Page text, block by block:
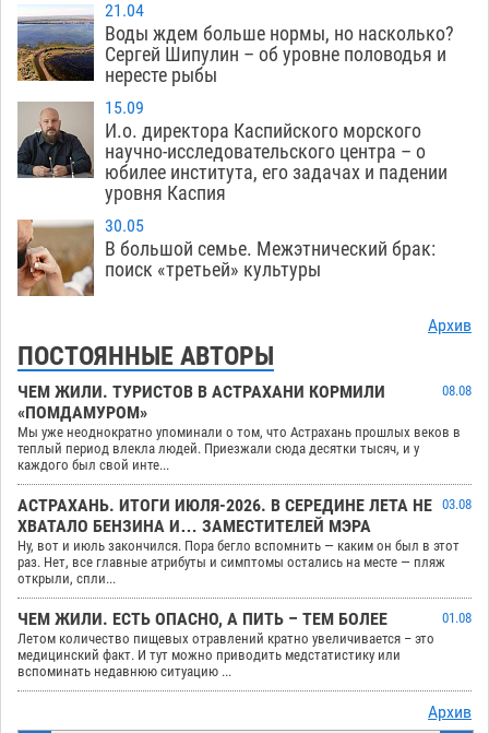
21.04
Воды ждем больше нормы, но насколько?
Сергей Шипулин – об уровне половодья и
нересте рыбы
15.09
И.о. директора Каспийского морского
научно-исследовательского центра – о
юбилее института, его задачах и падении
уровня Каспия
30.05
В большой семье. Межэтнический брак:
поиск «третьей» культуры
Архив
ПОСТОЯННЫЕ АВТОРЫ
ЧЕМ ЖИЛИ. ТУРИСТОВ В АСТРАХАНИ КОРМИЛИ
«ПОМДАМУРОМ»
08.08
Мы уже неоднократно упоминали о том, что Астрахань прошлых веков в
теплый период влекла людей. Приезжали сюда десятки тысяч, и у
каждого был свой инте...
АСТРАХАНЬ. ИТОГИ ИЮЛЯ-2026. В СЕРЕДИНЕ ЛЕТА НЕ
ХВАТАЛО БЕНЗИНА И… ЗАМЕСТИТЕЛЕЙ МЭРА
03.08
Ну, вот и июль закончился. Пора бегло вспомнить — каким он был в этот
раз. Нет, все главные атрибуты и симптомы остались на месте — пляж
открыли, спли...
ЧЕМ ЖИЛИ. ЕСТЬ ОПАСНО, А ПИТЬ – ТЕМ БОЛЕЕ
01.08
Летом количество пищевых отравлений кратно увеличивается – это
медицинский факт. И тут можно приводить медстатистику или
вспоминать недавнюю ситуацию ...
Архив